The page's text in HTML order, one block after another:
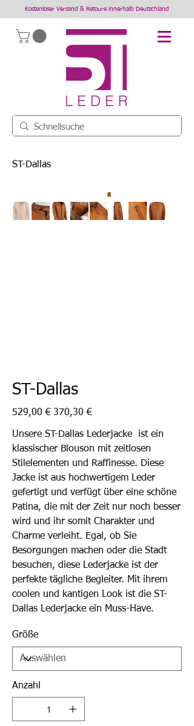
Kostenloser Versand & Retoure innerhalb Deutschland
ST-Dallas
ST-Dallas
Ursprünglicher
Preis
529,00 € Angebotspreis
370,30 €
Unsere ST-Dallas Lederjacke ist ein
klassischer Blouson mit zeitlosen
Stilelementen und Raffinesse. Diese
Jacke ist aus hochwertigem Leder
gefertigt und verfügt über eine schöne
Patina, die mit der Zeit nur noch besser
wird und ihr somit Charakter und
Charme verleiht. Egal, ob Sie
Besorgungen machen oder die Stadt
besuchen, diese Lederjacke ist der
perfekte tägliche Begleiter. Mit ihrem
coolen und kantigen Look ist die ST-
Dallas Lederjacke ein Muss-Have.
Größe
Anzahl